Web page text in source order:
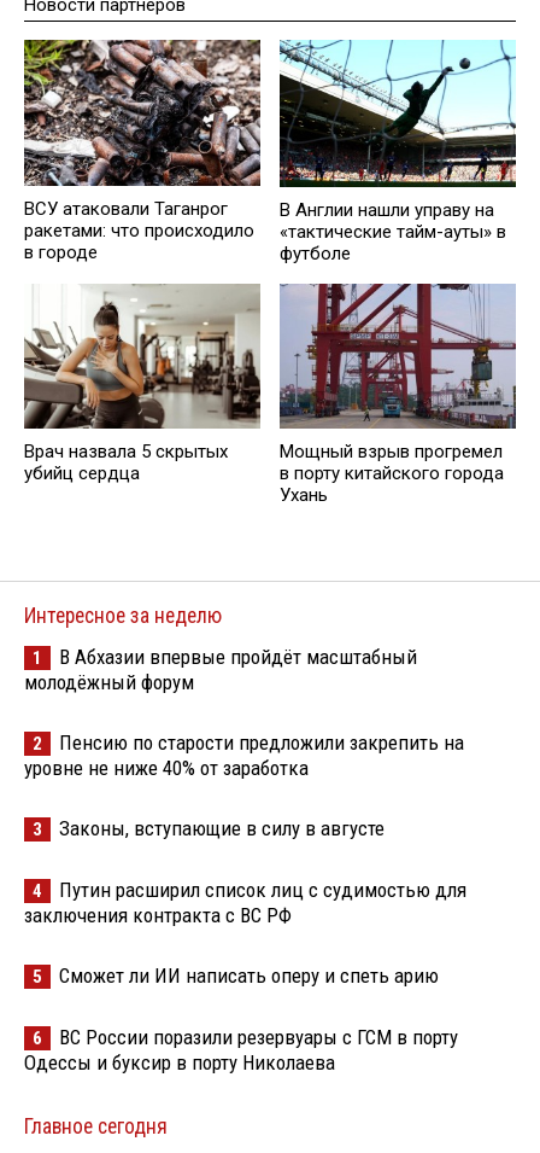
Новости партнеров
ВСУ атаковали Таганрог
ракетами: что происходило
в городе
В Англии нашли управу на
«тактические тайм-ауты» в
футболе
Врач назвала 5 скрытых
убийц сердца
Мощный взрыв прогремел
в порту китайского города
Ухань
Интересное за неделю
1
В Абхазии впервые пройдёт масштабный
молодёжный форум
2
Пенсию по старости предложили закрепить на
уровне не ниже 40% от заработка
3 Законы, вступающие в силу в августе
4
Путин расширил список лиц с судимостью для
заключения контракта с ВС РФ
5 Сможет ли ИИ написать оперу и спеть арию
6
ВС России поразили резервуары с ГСМ в порту
Одессы и буксир в порту Николаева
Главное сегодня